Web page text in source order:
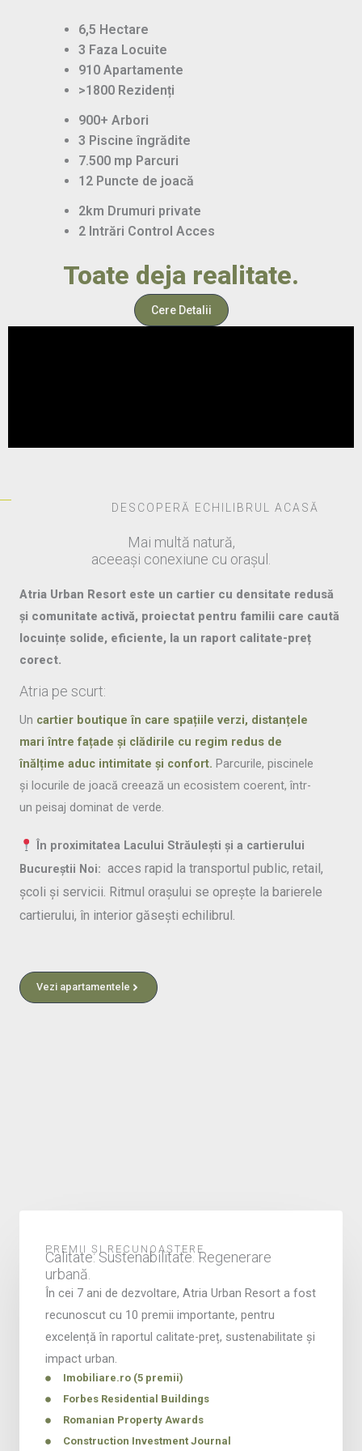
6,5 Hectare
3 Faza Locuite
910 Apartamente
>1800 Rezidenți
900+ Arbori
3 Piscine îngrădite
7.500 mp Parcuri
12 Puncte de joacă
2km Drumuri private
2 Intrări Control Acces
Toate deja realitate.
Cere Detalii
DESCOPERĂ ECHILIBRUL ACASĂ
Mai multă natură,
aceeași conexiune cu orașul.
Atria Urban Resort este un cartier cu densitate redusă
și comunitate activă, proiectat pentru familii care caută
locuințe solide, eficiente, la un raport calitate-preț
corect.
Atria pe scurt:
Un cartier boutique în care spațiile verzi, distanțele
mari între fațade și clădirile cu regim redus de
înălțime aduc intimitate și confort. Parcurile, piscinele
și locurile de joacă creează un ecosistem coerent, într-
un peisaj dominat de verde.
În proximitatea Lacului Străulești și a cartierului
Bucureștii Noi: acces rapid la transportul public, retail,
școli și servicii. Ritmul orașului se oprește la barierele
cartierului, în interior găsești echilibrul.
Vezi apartamentele
PREMII ȘI RECUNOAȘTERE
Calitate. Sustenabilitate. Regenerare
urbană.
În cei 7 ani de dezvoltare, Atria Urban Resort a fost
recunoscut cu 10 premii importante, pentru
excelență în raportul calitate-preț, sustenabilitate și
impact urban.
Imobiliare.ro (5 premii)
Forbes Residential Buildings
Romanian Property Awards
Construction Investment Journal